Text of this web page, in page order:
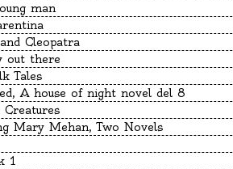
man
Cleopatra
out there
Tales
A house of night novel del 8
Mary Mehan, Two Novels
1